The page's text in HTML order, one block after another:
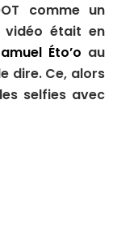
comme un
vidéo était en
Éto’o au
dire. Ce, alors
selfies avec